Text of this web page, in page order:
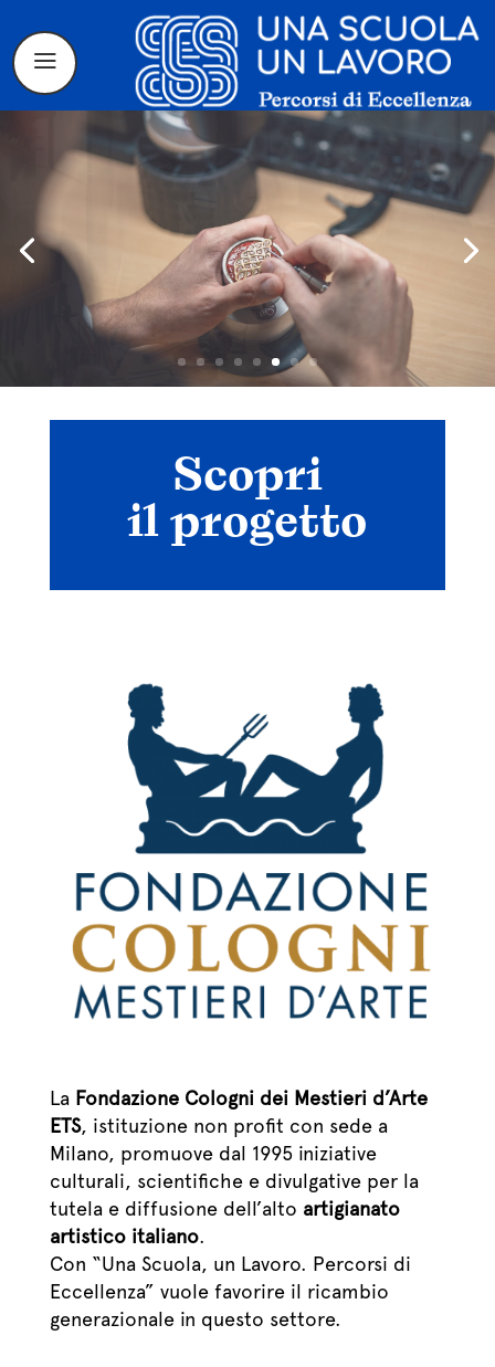
Il progetto
La candidatura
I tirocinanti
studio
Sostenitori
Testimonianze
Fund raising
Scopri
il progetto
La Fondazione Cologni dei Mestieri d’Arte
ETS, istituzione non profit con sede a
Milano, promuove dal 1995 iniziative
culturali, scientifiche e divulgative per la
tutela e diffusione dell’alto artigianato
artistico italiano.
Con “Una Scuola, un Lavoro. Percorsi di
Eccellenza” vuole favorire il ricambio
generazionale in questo settore.